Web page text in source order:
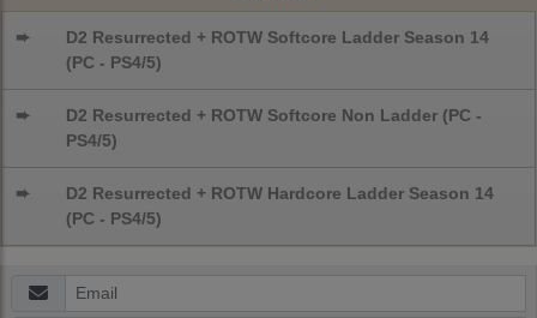
➨
D2 Resurrected + ROTW Softcore Ladder Season 14
(PC - PS4/5)
➨
D2 Resurrected + ROTW Softcore Non Ladder (PC -
PS4/5)
➨
D2 Resurrected + ROTW Hardcore Ladder Season 14
(PC - PS4/5)